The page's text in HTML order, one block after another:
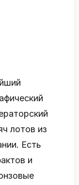
лотов из
Есть
и